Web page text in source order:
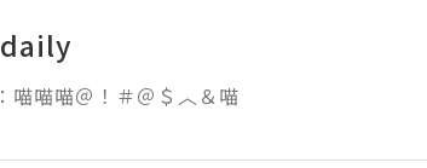
喵喵喵＠！＃＠＄︿＆喵